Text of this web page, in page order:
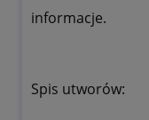
informacje.
Spis utworów: